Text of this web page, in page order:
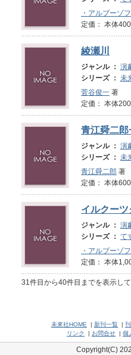
・アルブーゾフ
定価： 本体
綾瀬川
ジャンル ： 演
シリーズ ： 未
菅谷俊一 著
定価： 本体
青江舜二
ジャンル ： 演
シリーズ ： 未
青江舜二郎 著
定価： 本体
イルクーツ
ジャンル ： 演
シリーズ ： て
・アルブーゾフ
定価： 本体
31件目から40件目までを表示し
未來社HOME | 新刊一覧 |
リンク
| お問合せ | 個
Copyright(C)